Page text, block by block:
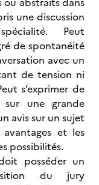
une discussion
Peut
de spontanéité
avec un
de tension ni
s’exprimer de
une grande
avis sur un sujet
et les
possibilités.
posséder un
du jury